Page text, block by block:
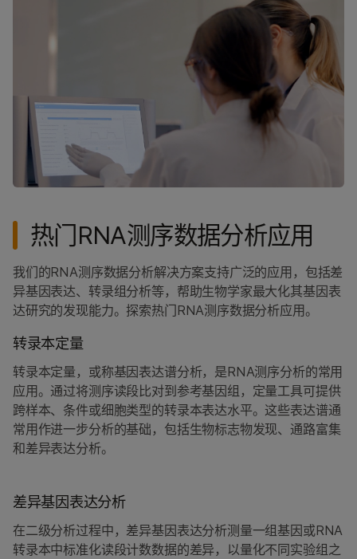
热门RNA测序数据分析应用
我们的RNA测序数据分析解决方案支持广泛的应用，包括差
异基因表达、转录组分析等，帮助生物学家最大化其基因表
达研究的发现能力。探索热门RNA测序数据分析应用。
转录本定量
转录本定量，或称基因表达谱分析，是RNA测序分析的常用
应用。通过将测序读段比对到参考基因组，定量工具可提供
跨样本、条件或细胞类型的转录本表达水平。这些表达谱通
常用作进一步分析的基础，包括生物标志物发现、通路富集
和差异表达分析。
差异基因表达分析
在二级分析过程中，差异基因表达分析测量一组基因或RNA
转录本中标准化读段计数数据的差异，以量化不同实验组之